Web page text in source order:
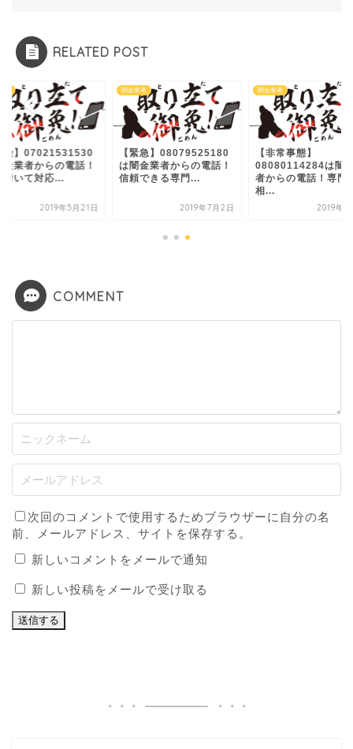
RELATED POST
険】07021531530
金業者からの電話！
着いて対応...
2019年5月21日
闇金業者
【緊急】08079525180
は闇金業者からの電話！
信頼できる専門...
2019年7月2日
闇金業者
【非常事態】
08080114284は闇
者からの電話！専門
相...
2019年6
COMMENT
次回のコメントで使用するためブラウザーに自分の名
前、メールアドレス、サイトを保存する。
新しいコメントをメールで通知
新しい投稿をメールで受け取る